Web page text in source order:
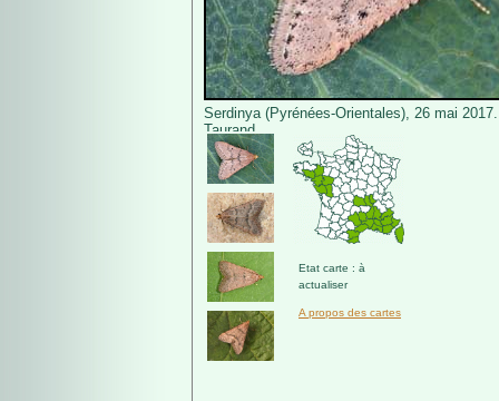
Serdinya (Pyrénées-Orientales), 26 mai
Taurand.
Etat carte : à
actualiser
A propos des cartes